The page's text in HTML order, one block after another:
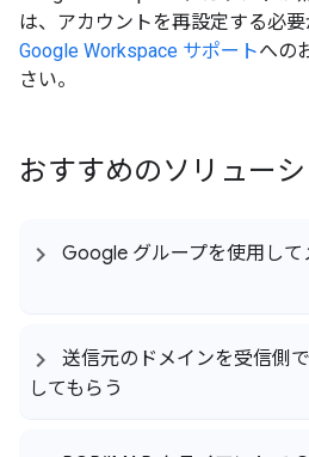
は、アカウントを再設定する必要
Google Workspace サポートへの
さい。
おすすめのソリュー
Google グループを使用し
送信元のドメインを受信側
してもらう